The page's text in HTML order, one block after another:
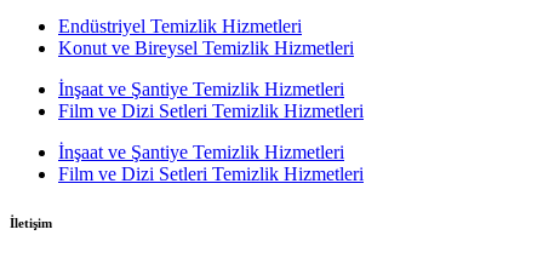
Endüstriyel Temizlik Hizmetleri
Konut ve Bireysel Temizlik Hizmetleri
İnşaat ve Şantiye Temizlik Hizmetleri
Film ve Dizi Setleri Temizlik Hizmetleri
İnşaat ve Şantiye Temizlik Hizmetleri
Film ve Dizi Setleri Temizlik Hizmetleri
İletişim